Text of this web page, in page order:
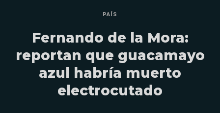
PAÍS
Fernando de la Mora:
reportan que guacamayo
azul habría muerto
electrocutado